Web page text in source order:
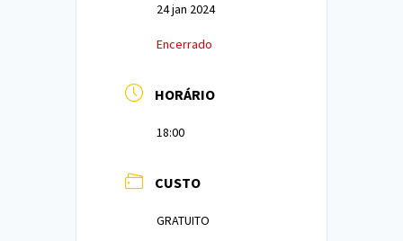
24 jan 2024
Encerrado
HORÁRIO
18:00
CUSTO
GRATUITO